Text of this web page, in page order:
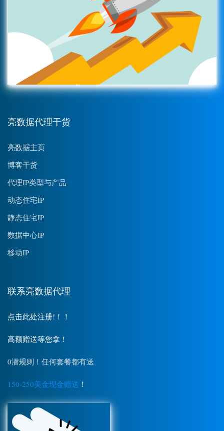
亮数据代理干货
亮数据主页
博客干货
代理IP类型与产品
动态住宅IP
静态住宅IP
数据中心IP
移动IP
联系亮数据代理
点击此处注册!！！
高额赠送等您拿！
0潜规则！任何套餐都有送
150-250美金现金赠送 ！